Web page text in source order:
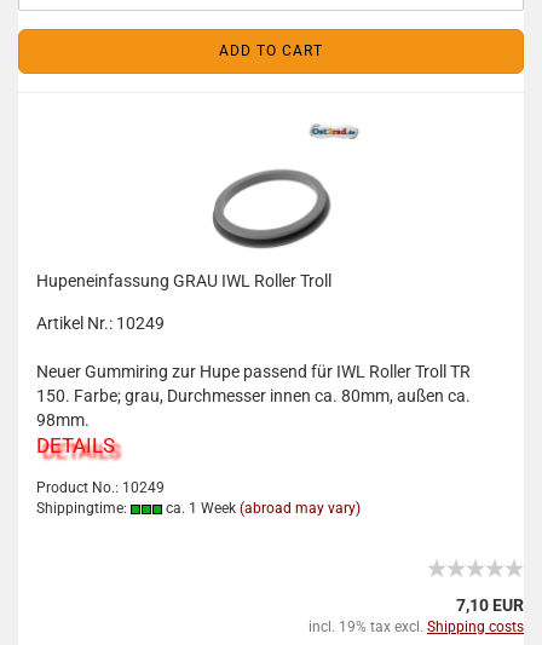
ADD TO CART
Hupeneinfassung GRAU IWL Roller Troll
Artikel Nr.: 10249
Neuer Gummiring zur Hupe passend für IWL Roller Troll TR
150. Farbe; grau, Durchmesser innen ca. 80mm, außen ca.
98mm.
DETAILS
Product No.: 10249
Shippingtime:
ca. 1 Week (abroad may vary)
7,10 EUR
incl. 19% tax excl. Shipping costs